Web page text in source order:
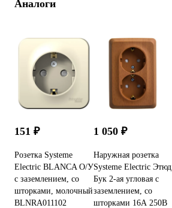
Аналоги
151 ₽
Розетка Systeme
Electric BLANCA О/У
с заземлением, со
шторками, молочный
BLNRA011102
1 050 ₽
Наружная розетка
Systeme Electric Этюд
Бук 2-ая угловая с
заземлением, со
шторками 16А 250B